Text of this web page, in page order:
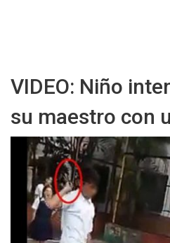
VIDEO: Niño
su maestro con